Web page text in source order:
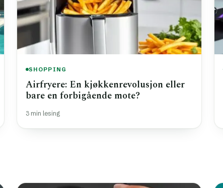
SHOPPING
Airfryere: En kjøkkenrevolusjon eller
bare en forbigående mote?
3 min lesing